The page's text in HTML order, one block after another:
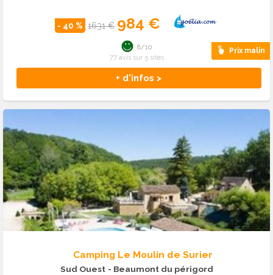
- 40 % 1631 € 984 €
Prix malin
+ d'infos >
8/10
77 avis sur 5 sites
Camping Le Moulin de Surier
Sud Ouest - Beaumont du périgord